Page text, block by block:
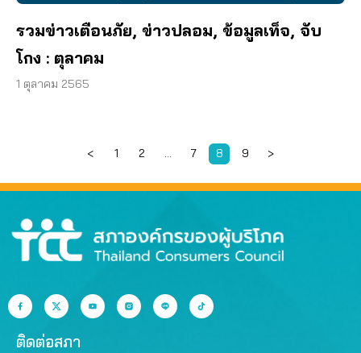
รวมข่าวเตือนภัย, ข่าวปลอม, ข้อมูลเท็จ, จับ
โกง : ตุลาคม
1 ตุลาคม 2565
< 1 2 … 7 8 9 >
ติดต่อสภา